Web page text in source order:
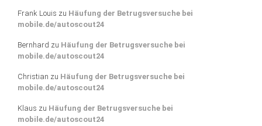
Frank Louis zu Häufung der Betrugsversuche bei
mobile.de/autoscout24
Bernhard zu Häufung der Betrugsversuche bei
mobile.de/autoscout24
Christian zu Häufung der Betrugsversuche bei
mobile.de/autoscout24
Klaus zu Häufung der Betrugsversuche bei
mobile.de/autoscout24